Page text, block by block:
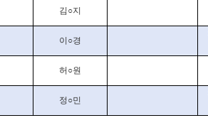
김 ○지
이 ○경
허 ○원
정○민